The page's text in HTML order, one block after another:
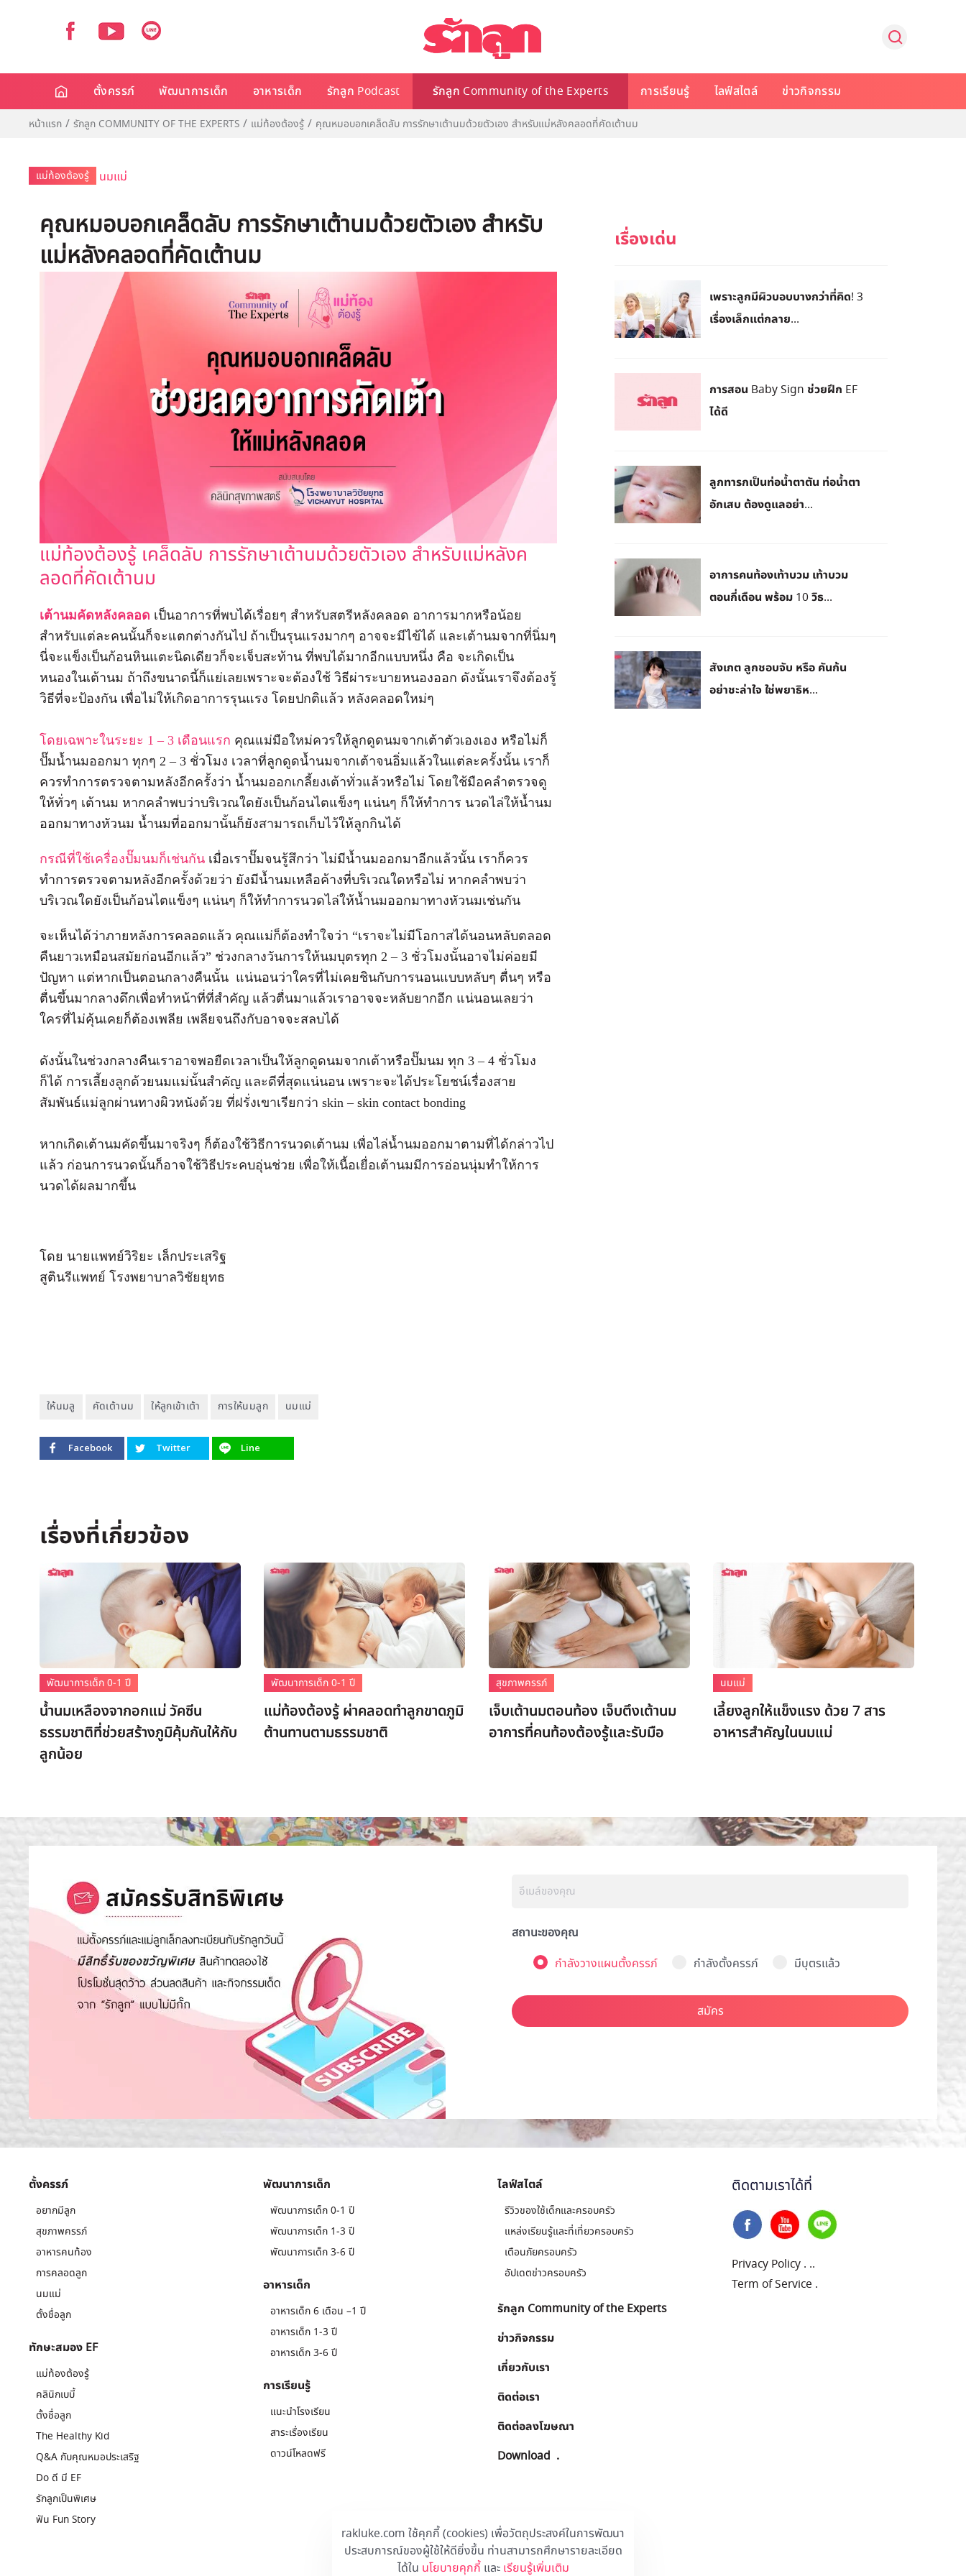
rakluke.com ใช้คุกกี้ (cookies) เพื่อวัตถุประสงค์ในการพัฒนา
ประสบการณ์ของผู้ใช้ให้ดียิ่งขึ้น ท่านสามารถศึกษารายละเอียด
ได้ใน นโยบายคุกกี้และ เรียนรู้เพิ่มเติม
ตั้งครรภ์ พัฒนาการเด็ก อาหารเด็ก รักลูก Podcast รักลูก Community of the Experts การเรียนรู้ ไลฟ์สไตล์ ข่าวกิจกรรม
หน้าแรก รักลูก COMMUNITY OF THE EXPERTS แม่ท้องต้องรู้ คุณหมอบอกเคล็ดลับ การรักษาเต้านมด้วยตัวเอง สำหรับแม่หลังคลอดที่คัดเต้านม
แม่ท้องต้องรู้ นมแม่
คุณหมอบอกเคล็ดลับ การรักษาเต้านมด้วยตัวเอง สำหรับ
แม่หลังคลอดที่คัดเต้านม
แม่ท้องต้องรู้ เคล็ดลับ การรักษาเต้านมด้วยตัวเอง สำหรับแม่หลังค
ลอดที่คัดเต้านม
เต้านมคัดหลังคลอด เป็นอาการที่พบได้เรื่อยๆ สำหรับสตรีหลังคลอด อาการมากหรือน้อย
สำหรับแต่ละคนนั้นก็จะแตกต่างกันไป ถ้าเป็นรุนแรงมากๆ อาจจะมีไข้ได้ และเต้านมจากที่นิ่มๆ
นี่จะแข็งเป็นก้อนหินแตะนิดเดียวก็จะเจ็บสะท้าน ที่พบได้มากอีกแบบหนึ่ง คือ จะเกิดเป็น
หนองในเต้านม ถ้าถึงขนาดนี้ก็แย่เลยเพราะจะต้องใช้ วิธีผ่าระบายหนองออก ดังนั้นเราจึงต้องรู้
วิธีที่จะป้องกัน เพื่อไม่ให้เกิดอาการรุนแรง โดยปกติแล้ว หลังคลอดใหม่ๆ
โดยเฉพาะในระยะ 1 – 3 เดือนแรก คุณแม่มือใหม่ควรให้ลูกดูดนมจากเต้าตัวเองเอง หรือไม่ก็
ปั๊มน้ำนมออกมา ทุกๆ 2 – 3 ชั่วโมง เวลาที่ลูกดูดน้ำนมจากเต้าจนอิ่มแล้วในแต่ละครั้งนั้น เราก็
ควรทำการตรวจตามหลังอีกครั้งว่า น้ำนมออกเกลี้ยงเต้าทั่วแล้วหรือไม่ โดยใช้มือคลำตรวจดู
ให้ทั่วๆ เต้านม หากคลำพบว่าบริเวณใดยังเป็นก้อนไตแข็งๆ แน่นๆ ก็ให้ทำการ นวดไล่ให้น้ำนม
ออกมาทางหัวนม น้ำนมที่ออกมานั้นก็ยังสามารถเก็บไว้ให้ลูกกินได้
กรณีที่ใช้เครื่องปั๊มนมก็เช่นกัน เมื่อเราปั๊มจนรู้สึกว่า ไม่มีน้ำนมออกมาอีกแล้วนั้น เราก็ควร
ทำการตรวจตามหลังอีกครั้งด้วยว่า ยังมีน้ำนมเหลือค้างที่บริเวณใดหรือไม่ หากคลำพบว่า
บริเวณใดยังเป็นก้อนไตแข็งๆ แน่นๆ ก็ให้ทำการนวดไล่ให้น้ำนมออกมาทางหัวนมเช่นกัน
จะเห็นได้ว่าภายหลังการคลอดแล้ว คุณแม่ก็ต้องทำใจว่า “เราจะไม่มีโอกาสได้นอนหลับตลอด
คืนยาวเหมือนสมัยก่อนอีกแล้ว” ช่วงกลางวันการให้นมบุตรทุก 2 – 3 ชั่วโมงนั้นอาจไม่ค่อยมี
ปัญหา แต่หากเป็นตอนกลางคืนนั้น แน่นอนว่าใครที่ไม่เคยชินกับการนอนแบบหลับๆ ตื่นๆ หรือ
ตื่นขึ้นมากลางดึกเพื่อทำหน้าที่ที่สำคัญ แล้วตื่นมาแล้วเราอาจจะหลับยากอีก แน่นอนเลยว่า
ใครที่ไม่คุ้นเคยก็ต้องเพลีย เพลียจนถึงกับอาจจะสลบได้
ดังนั้นในช่วงกลางคืนเราอาจพอยืดเวลาเป็นให้ลูกดูดนมจากเต้าหรือปั๊มนม ทุก 3 – 4 ชั่วโมง
ก็ได้ การเลี้ยงลูกด้วยนมแม่นั้นสำคัญ และดีที่สุดแน่นอน เพราะจะได้ประโยชน์เรื่องสาย
สัมพันธ์แม่ลูกผ่านทางผิวหนังด้วย ที่ฝรั่งเขาเรียกว่า skin – skin contact bonding
หากเกิดเต้านมคัดขึ้นมาจริงๆ ก็ต้องใช้วิธีการนวดเต้านม เพื่อไล่น้ำนมออกมาตามที่ได้กล่าวไป
แล้ว ก่อนการนวดนั้นก็อาจใช้วิธีประคบอุ่นช่วย เพื่อให้เนื้อเยื่อเต้านมมีการอ่อนนุ่มทำให้การ
นวดได้ผลมากขึ้น
โดย นายแพทย์วิริยะ เล็กประเสริฐ
สูตินรีแพทย์ โรงพยาบาลวิชัยยุทธ
ให้นมลู คัดเต้านม ให้ลูกเข้าเต้า การให้นมลูก นมแม่
Facebook Twitter Line
เพราะลูกมีผิวบอบบางกว่าที่คิด! 3
เรื่องเล็กแต่กลาย...
การสอน Baby Sign ช่วยฝึก EF
ได้ดี
ลูกทารกเป็นท่อน้ำตาตัน ท่อน้ำตา
อักเสบ ต้องดูแลอย่า...
อาการคนท้องเท้าบวม เท้าบวม
ตอนกี่เดือน พร้อม 10 วิธ...
สังเกต ลูกชอบจับ หรือ คันก้น
อย่าชะล่าใจ ใช่พยาธิห...
พัฒนาการเด็ก 0-1 ปี
น้ำนมเหลืองจากอกแม่ วัคซีน
ธรรมชาติที่ช่วยสร้างภูมิคุ้มกันให้กับ
ลูกน้อย
พัฒนาการเด็ก 0-1 ปี
แม่ท้องต้องรู้ ผ่าคลอดทำลูกขาดภูมิ
ต้านทานตามธรรมชาติ
สุขภาพครรภ์
เจ็บเต้านมตอนท้อง เจ็บตึงเต้านม
อาการที่คนท้องต้องรู้และรับมือ
นมแม่
เลี้ยงลูกให้แข็งแรง ด้วย 7 สาร
อาหารสำคัญในนมแม่
สถานะของคุณ
กำลังวางแผนตั้งครรภ์
กำลังตั้งครรภ์ มีบุตรแล้ว
สมัคร
ตั้งครรภ์
อยากมีลูก
สุขภาพครรภ์
อาหารคนท้อง
การคลอดลูก
นมแม่
ตั้งชื่อลูก
ทักษะสมอง EF
แม่ท้องต้องรู้
คลินิกเบบี้
ตั้งชื่อลูก
The Healthy Kid
Q&A กับคุณหมอประเสริฐ
Do ดี มี EF
รักลูกเป็นพิเศษ
ฟัน Fun Story
พัฒนาการเด็ก
พัฒนาการเด็ก 0-1 ปี
พัฒนาการเด็ก 1-3 ปี
พัฒนาการเด็ก 3-6 ปี
อาหารเด็ก
อาหารเด็ก 6 เดือน –1 ปี
อาหารเด็ก 1-3 ปี
อาหารเด็ก 3-6 ปี
การเรียนรู้
แนะนำโรงเรียน
สาระเรื่องเรียน
ดาวน์โหลดฟรี
ไลฟ์สไตล์
รีวิวของใช้เด็กและครอบครัว
แหล่งเรียนรู้และที่เที่ยวครอบครัว
เตือนภัยครอบครัว
อัปเดตข่าวครอบครัว
รักลูก Community of the Experts
ข่าวกิจกรรม
เกี่ยวกับเรา
ติดต่อเรา
ติดต่อลงโฆษณา
Download .
ติดตามเราได้ที่
Privacy Policy . ..
Term of Service .